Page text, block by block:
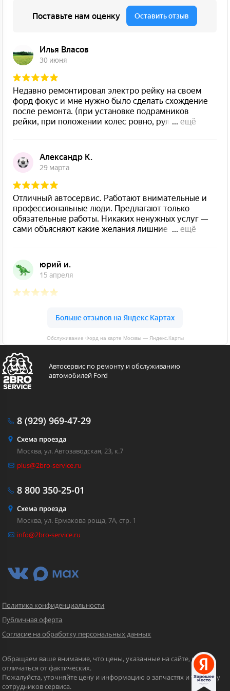
Обслуживание Форд на карте Москвы — Яндекс.Карты
Автосервис по ремонту и обслуживанию
автомобилей Ford
8 (929) 969-47-29
Схема проезда
Москва, ул. Автозаводская, 23, к.7
plus@2bro-service.ru
8 800 350-25-01
Схема проезда
Москва, ул. Ермакова роща, 7А, стр. 1
info@2bro-service.ru
Политика конфиденциальности
Публичная оферта
Согласие на обработку персональных данных
Обращаем ваше внимание, что цены, указанные на сайте, могут
отличаться от фактических.
Пожалуйста, уточняйте цену и информацию о запчастях и услугах у
сотрудников сервиса.